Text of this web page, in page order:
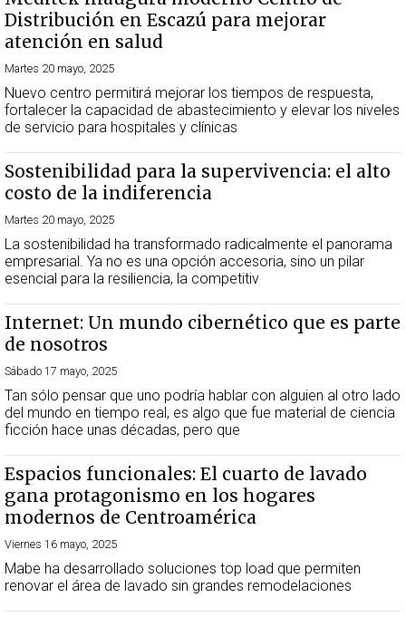
Distribución en Escazú para mejorar
atención en salud
Martes 20 mayo, 2025
Nuevo centro permitirá mejorar los tiempos de respuesta,
fortalecer la capacidad de abastecimiento y elevar los niveles
de servicio para hospitales y clínicas
Sostenibilidad para la supervivencia: el alto
costo de la indiferencia
Martes 20 mayo, 2025
La sostenibilidad ha transformado radicalmente el panorama
empresarial. Ya no es una opción accesoria, sino un pilar
esencial para la resiliencia, la competitiv
Internet: Un mundo cibernético que es parte
de nosotros
Sábado 17 mayo, 2025
Tan sólo pensar que uno podría hablar con alguien al otro lado
del mundo en tiempo real, es algo que fue material de ciencia
ficción hace unas décadas, pero que
Espacios funcionales: El cuarto de lavado
gana protagonismo en los hogares
modernos de Centroamérica
Viernes 16 mayo, 2025
Mabe ha desarrollado soluciones top load que permiten
renovar el área de lavado sin grandes remodelaciones